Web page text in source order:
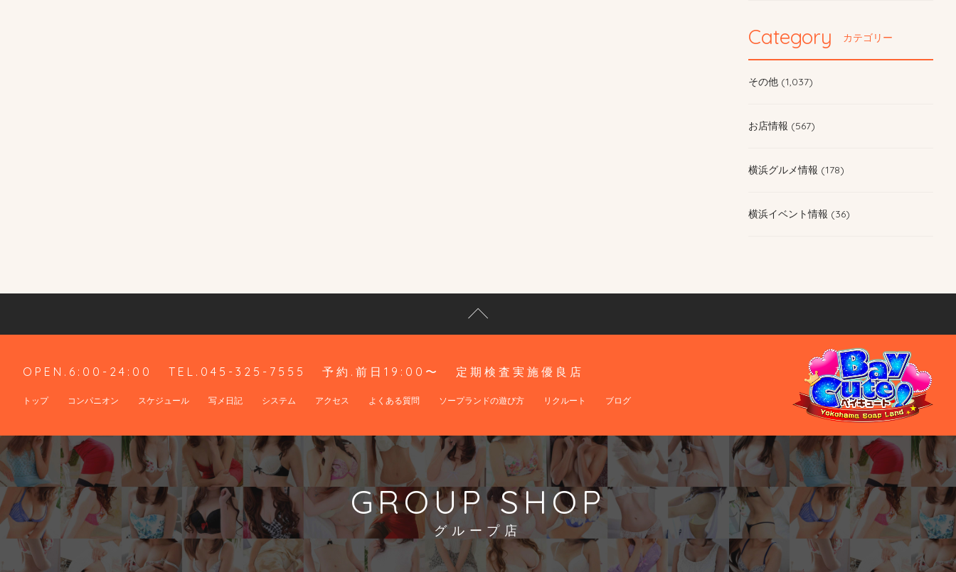
Category カテゴリー
その他 (1,037)
お店情報 (567)
横浜グルメ情報 (178)
横浜イベント情報 (36)
OPEN.6:00-24:00 TEL.045-325-7555 予約.前日19:00〜 定期検査実施優良店
トップ コンパニオン スケジュール 写メ日記 システム アクセス よくある質問 ソープランドの遊び方 リクルート ブログ
GROUP SHOP
グループ店